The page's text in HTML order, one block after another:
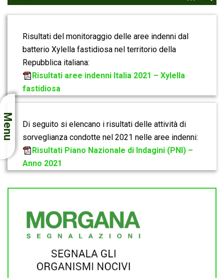
Menu
Risultati del monitoraggio delle aree indenni dal
batterio Xylella fastidiosa nel territorio della
Repubblica italiana:
Risultati aree indenni Italia 2021 – Xylella
fastidiosa
Di seguito si elencano i risultati delle attività di
sorveglianza condotte nel 2021 nelle aree indenni:
Risultati Piano Nazionale di Indagini (PNI) –
Anno 2021